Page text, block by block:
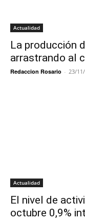
Actualidad
La producción
arrastrando al
Redaccion Rosario - 23/
Actualidad
El nivel de
octubre 0,9%